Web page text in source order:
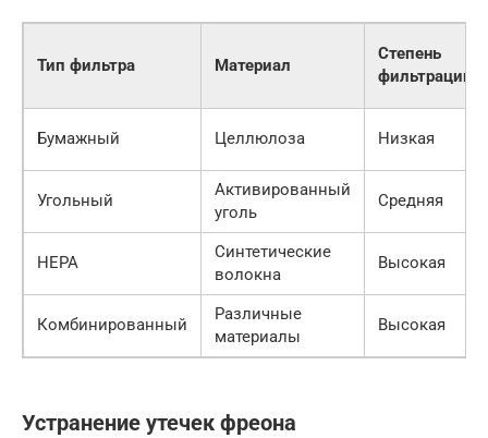
Тип фильтра Материал
Степень
фильтрации
Бумажный Целлюлоза Низкая
Угольный
Активированный
уголь
Средняя
HEPA
Синтетические
волокна
Высокая
Комбинированный
Различные
материалы
Высокая
Устранение утечек фреона